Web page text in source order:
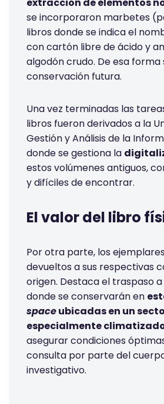
extracción de elementos
se incorporaron marbetes
libros donde se indica el
con cartón libre de ácido y
algodón crudo. De esa forma
conservación futura.
Una vez terminadas las
libros fueron derivados a la
Gestión y Análisis de la
donde se gestiona la
estos volúmenes antiguos,
y difíciles de encontrar.
El valor del libro
Por otra parte, los
devueltos a sus respectivas
origen. Destaca el traspaso a
donde se conservarán en
spaceubicadas en un
especialmente
asegurar condiciones
consulta por parte del
investigativo.